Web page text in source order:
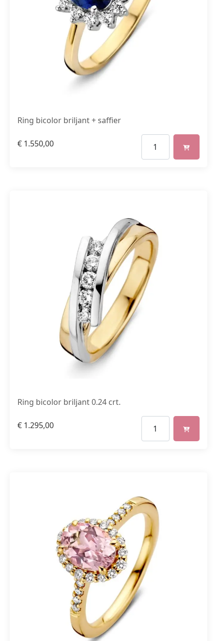
Ring bicolor briljant + saffier
€ 1.550,00
Ring bicolor briljant 0.24 crt.
€ 1.295,00